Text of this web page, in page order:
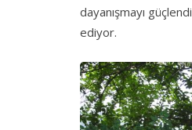
dayanışmayı
ediyor.